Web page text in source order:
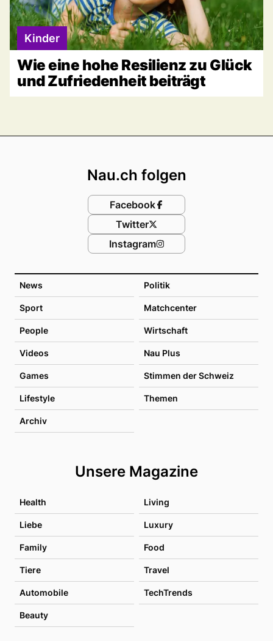
Kinder
Wie eine hohe Resilienz zu Glück
und Zufriedenheit beiträgt
News Politik
Sport Matchcenter
People Wirtschaft
Videos Nau Plus
Games Stimmen der Schweiz
Lifestyle Themen
Archiv
Unsere Magazine
Health Living
Liebe Luxury
Family Food
Tiere Travel
Automobile TechTrends
Beauty
Nau.ch folgen
Facebook
Twitter
Instagram